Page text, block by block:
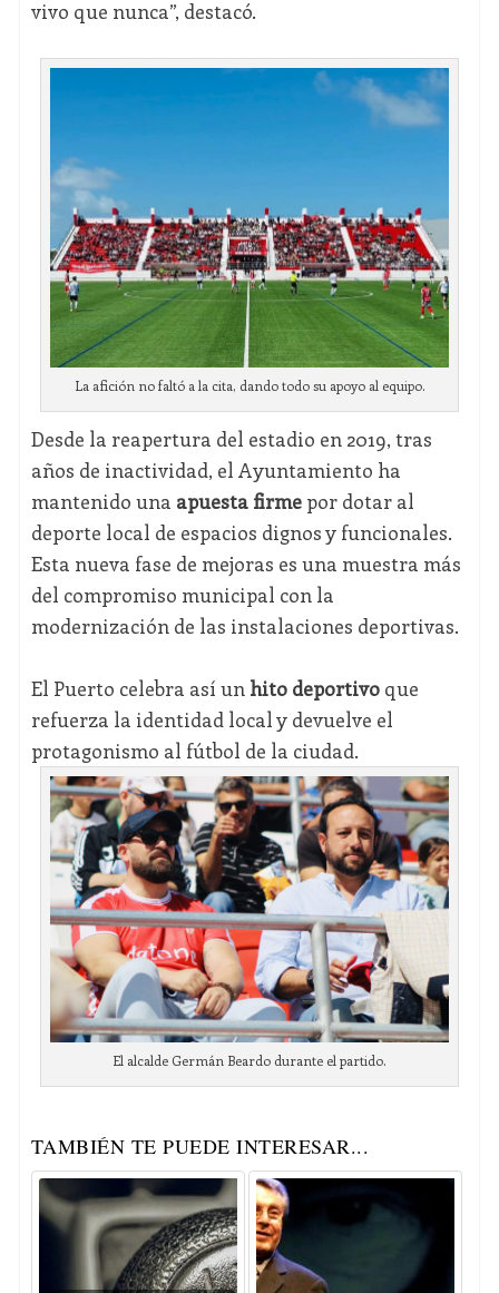
vivo que nunca”, destacó.
La afición no faltó a la cita, dando todo su apoyo al equipo.
Desde la reapertura del estadio en 2019, tras
años de inactividad, el Ayuntamiento ha
mantenido una apuesta firmepor dotar al
deporte local de espacios dignos y funcionales.
Esta nueva fase de mejoras es una muestra más
del compromiso municipal con la
modernización de las instalaciones deportivas.
El Puerto celebra así un hito deportivoque
refuerza la identidad local y devuelve el
protagonismo al fútbol de la ciudad.
El alcalde Germán Beardo durante el partido.
TAMBIÉN TE PUEDE INTERESAR...